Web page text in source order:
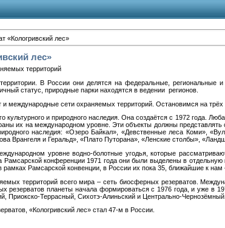
«Кологривский лес»
лес»
территорий
В России они делятся на федеральные, региональные
статус, природные парки находятся в ведении регионов.
международные сети охраняемых территорий. Остановимся на
культурного и природного наследия. Она создаётся с 1972 года.
их на международном уровне. Эти объекты должны представлять
наследия: «Озеро Байкал», «Девственные леса Коми»,
Врангеля и Геральд», «Плато Путорана», «Ленские столбы»,
уровне водно-болотные угодья, которые
конференции 1971 года они были выделены в
Рамсарской конвенции, в России их пока 35, ближайшие к нам
территорий всего мира – сеть биосферных резерватов.
планеты начала формироваться с 1976 года, и уже в
Приокско-Террасный, Сихотэ-Алиньский и Центрально-Чернозёмный.
«Кологривский лес» стал 47-м в России.